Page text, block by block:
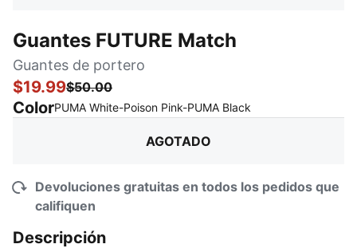
Guantes FUTURE Match
Guantes de portero
$19.99$50.00
ColorPUMA White-Poison Pink-PUMA Black
AGOTADO
Devoluciones gratuitas en todos los pedidos que
califiquen
Descripción